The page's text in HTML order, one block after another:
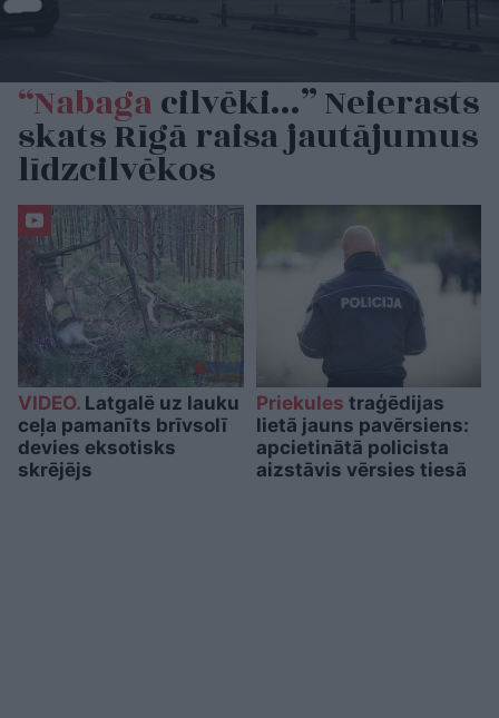
“Nabagacilvēki…” Neierasts
skats Rīgā raisa jautājumus
līdzcilvēkos
VIDEO. Latgalē uz lauku
ceļa pamanīts brīvsolī
devies eksotisks
skrējējs
Priekules traģēdijas
lietā jauns pavērsiens:
apcietinātā policista
aizstāvis vērsies tiesā